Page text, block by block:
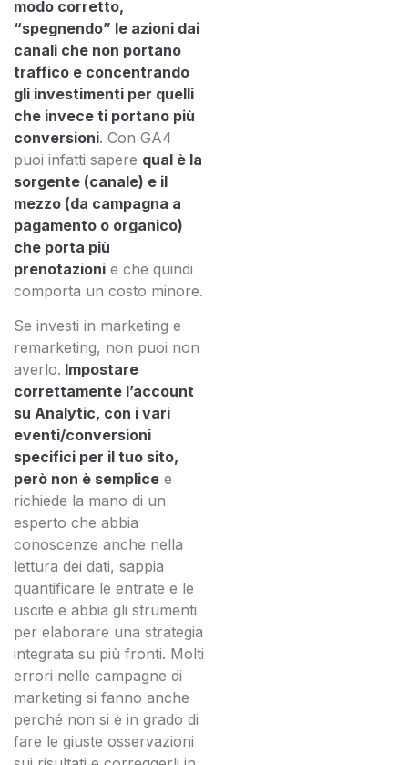
modo corretto,
“spegnendo” le azioni dai
canali che non portano
traffico e concentrando
gli investimenti per quelli
che invece ti portano più
conversioni. Con GA4
puoi infatti sapere qual è la
sorgente (canale) e il
mezzo (da campagna a
pagamento o organico)
che porta più
prenotazioni e che quindi
comporta un costo minore.
Se investi in marketing e
remarketing, non puoi non
averlo. Impostare
correttamente l’account
su Analytic, con i vari
eventi/conversioni
specifici per il tuo sito,
però non è semplice e
richiede la mano di un
esperto che abbia
conoscenze anche nella
lettura dei dati, sappia
quantificare le entrate e le
uscite e abbia gli strumenti
per elaborare una strategia
integrata su più fronti. Molti
errori nelle campagne di
marketing si fanno anche
perché non si è in grado di
fare le giuste osservazioni